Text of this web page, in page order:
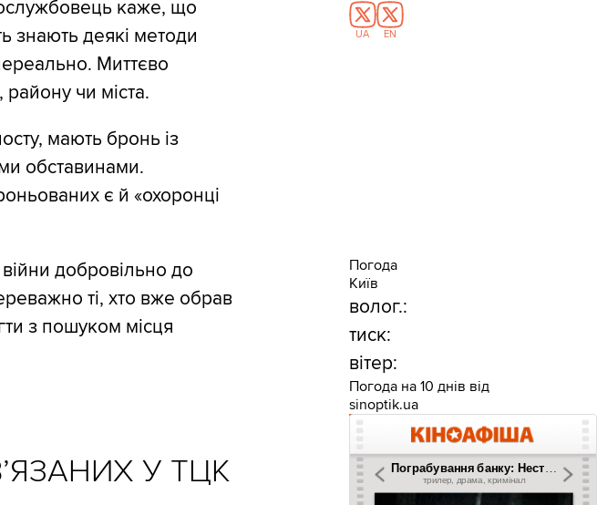
каже, що
знають деякі методи
Миттєво
чи міста.
мають бронь із
обставинами.
є й «охоронці
добровільно до
ті, хто вже обрав
з пошуком місця
У ТЦК
UA EN
Погода
Київ
волог.:
тиск:
вітер:
Погода на 10 днів від
sinoptik.ua